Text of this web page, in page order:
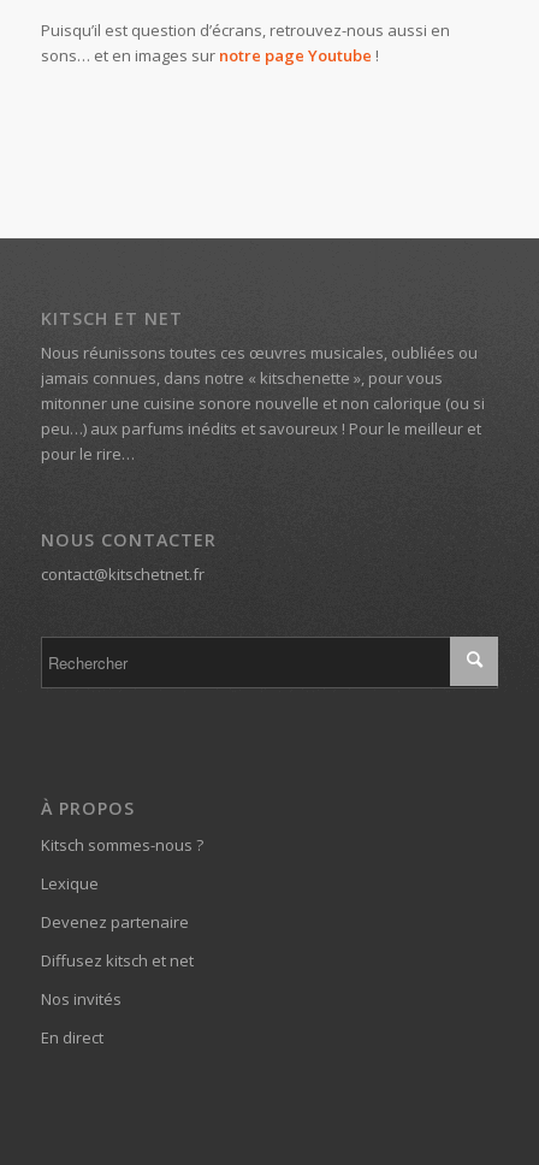
Puisqu’il est question d’écrans, retrouvez-nous aussi en
sons… et en images sur notre page Youtube !
KITSCH ET NET
Nous réunissons toutes ces œuvres musicales, oubliées ou
jamais connues, dans notre « kitschenette », pour vous
mitonner une cuisine sonore nouvelle et non calorique (ou si
peu…) aux parfums inédits et savoureux ! Pour le meilleur et
pour le rire…
NOUS CONTACTER
contact@kitschetnet.fr
À PROPOS
Kitsch sommes-nous ?
Lexique
Devenez partenaire
Diffusez kitsch et net
Nos invités
En direct